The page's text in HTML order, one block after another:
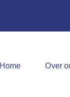
Home Over